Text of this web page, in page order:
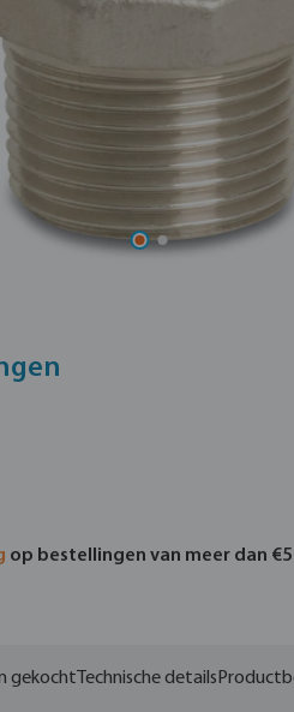
op bestellingen van meer dan
gekocht Technische details